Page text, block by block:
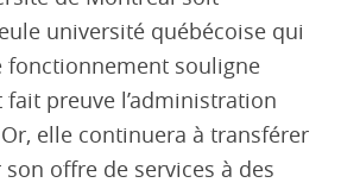
université québécoise qui
fonctionnement souligne
fait preuve l’administration
elle continuera à transférer
offre de services à des